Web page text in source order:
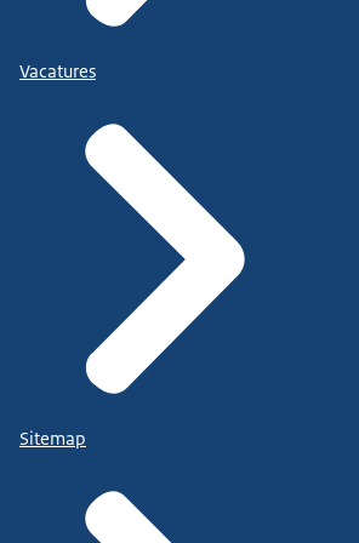
Vacatures
Sitemap